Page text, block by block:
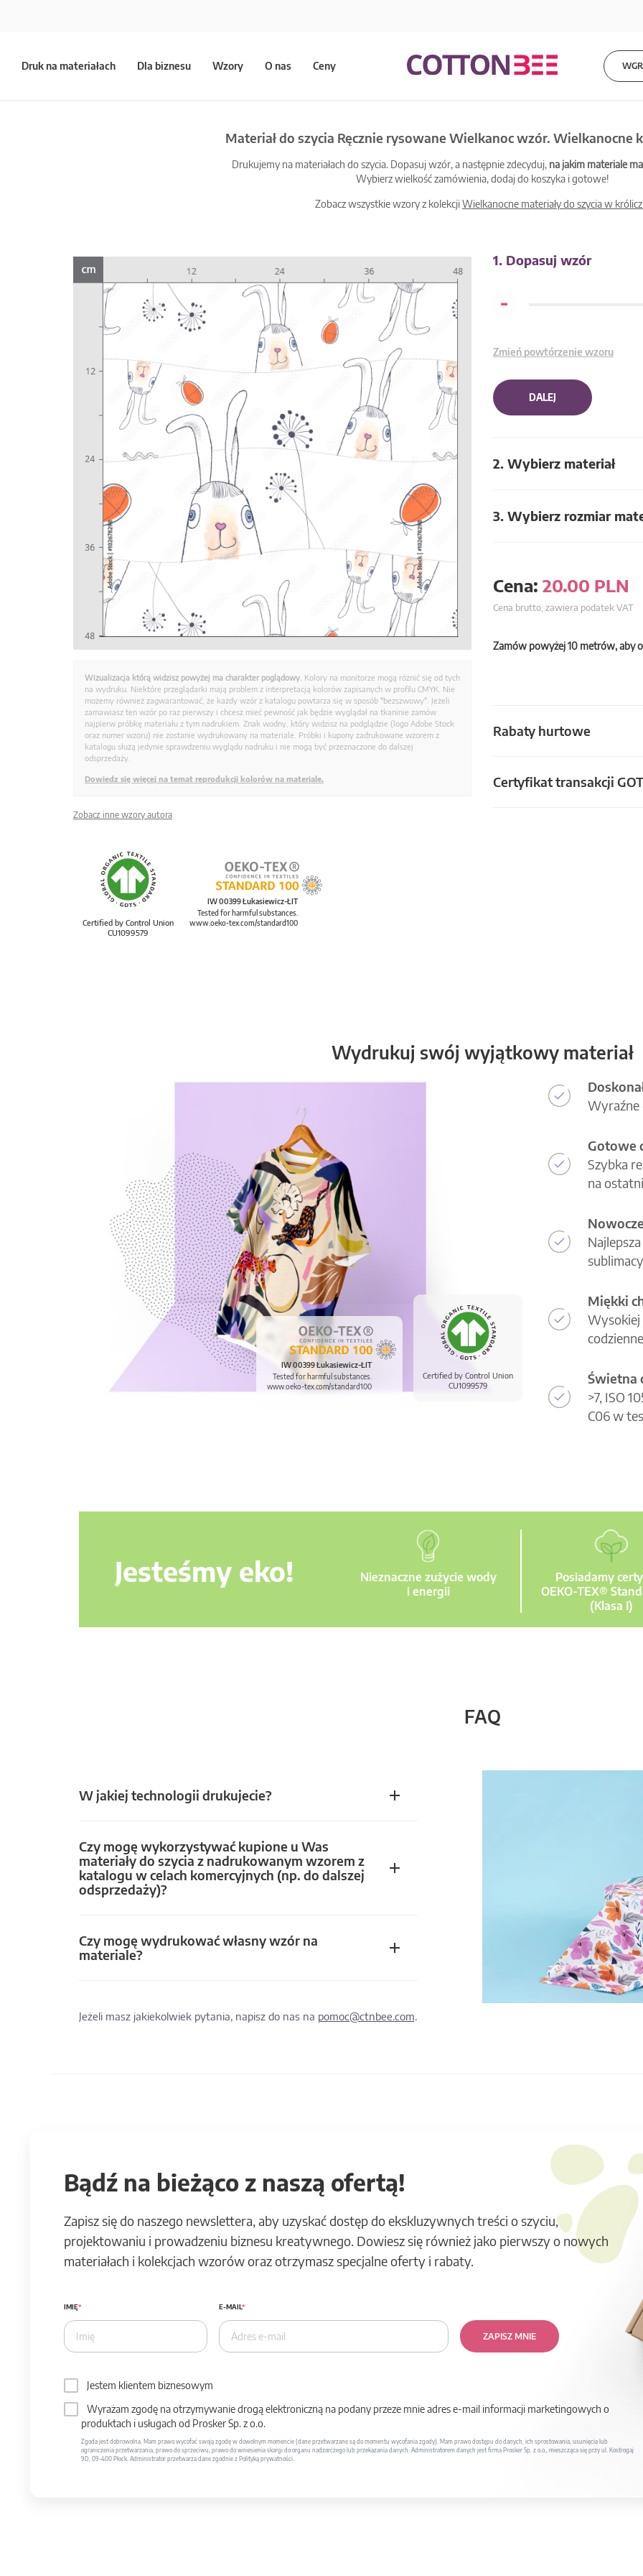
Druk na materiałach Dla biznesu Wzory O nas Ceny
Materiał do szycia Ręcznie rysowane Wielkanoc wzór. Wielkanocne
Drukujemy na materiałach do szycia. Dopasuj wzór, a następnie zdecyduj, na jakim materiale
Wybierz wielkość zamówienia, dodaj do koszyka i gotowe!
Zobacz wszystkie wzory z kolekcjiWielkanocne materiały do szycia w
1. Dopasuj wzór
-
Zmień powtórzenie wzoru
DALEJ
2. Wybierz materiał
3. Wybierz rozmiar
Cena: 20.00 PLN
Cena brutto, zawiera podatek VAT
Zamów powyżej 10 metrów, aby
Rabaty hurtowe
Certyfikat transakcji
Wizualizacja którą widzisz powyżej ma charakter poglądowy. Kolory na monitorze mogą różnić się od tych
na wydruku. Niektóre przeglądarki mają problem z interpretacją kolorów zapisanych w profilu CMYK. Nie
możemy również zagwarantować, że każdy wzór z katalogu powtarza się w sposób "bezszwowy". Jeżeli
zamawiasz ten wzór po raz pierwszy i chcesz mieć pewność jak będzie wyglądał na tkaninie zamów
najpierw próbkę materiału z tym nadrukiem. Znak wodny, który widzisz na podglądzie (logo Adobe Stock
oraz numer wzoru) nie zostanie wydrukowany na materiale. Próbki i kupony zadrukowane wzorem z
katalogu służą jedynie sprawdzeniu wyglądu nadruku i nie mogą być przeznaczone do dalszej
odsprzedaży.
Dowiedz się więcej na temat reprodukcji kolorów na materiale.
Zobacz inne wzory autora
Certified by Control Union
CU1099579
IW 00399 Łukasiewicz-ŁIT
Tested for harmful substances.
www.oeko-tex.com/standard100
Wydrukuj swój wyjątkowy materiał
Certified by Control Union
CU1099579
IW 00399 Łukasiewicz-ŁIT
Tested for harmful substances.
www.oeko-tex.com/standard100
Wyraźne
Gotowe
Szybka
na
Miękki
Wysokiej
Świetna
>7, ISO
C06 w
Jesteśmy eko!
Nieznaczne zużycie wody
i energii
Posiadamy
OEKO-TEX®
(Klasa I)
FAQ
W jakiej technologii drukujecie?
Czy mogę wykorzystywać kupione u Was
materiały do szycia z nadrukowanym wzorem z
katalogu w celach komercyjnych (np. do dalszej
odsprzedaży)?
Czy mogę wydrukować własny wzór na
materiale?
Jeżeli masz jakiekolwiek pytania, napisz do nas na pomoc@ctnbee.com.
Bądź na bieżąco z naszą ofertą!
Zapisz się do naszego newslettera, aby uzyskać dostęp do ekskluzywnych treści o szyciu,
projektowaniu i prowadzeniu biznesu kreatywnego. Dowiesz się również jako pierwszy o nowych
materiałach i kolekcjach wzorów oraz otrzymasz specjalne oferty i rabaty.
IMIĘ E-MAIL
ZAPISZ MNIE
Jestem klientem biznesowym
Wyrażam zgodę na otrzymywanie drogą elektroniczną na podany przeze mnie adres e-mail informacji marketingowych o
produktach i usługach od Prosker Sp. z o.o.
Zgoda jest dobrowolna. Mam prawo wycofać swoją zgodę w dowolnym momencie (dane przetwarzane są do momentu wycofania zgody). Mam prawo dostępu do danych, ich sprostowania, usunięcia lub
ograniczenia przetwarzania, prawo do sprzeciwu, prawo do wniesienia skargi do organu nadzorczego lub przekazania danych. Administratorem danych jest firma Prosker Sp. z o.o., mieszcząca się przy ul. Kostrogaj
9D, 09-400 Płock. Administrator przetwarza dane zgodnie z Polityką prywatności.